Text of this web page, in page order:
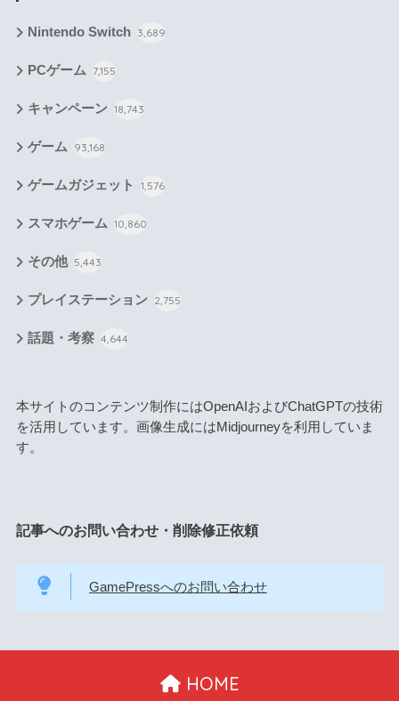
Nintendo Switch 3,689
PCゲーム 7,155
キャンペーン 18,743
ゲーム 93,168
ゲームガジェット 1,576
スマホゲーム 10,860
その他 5,443
プレイステーション 2,755
話題・考察 4,644
本サイトのコンテンツ制作にはOpenAIおよびChatGPTの技術
を活用しています。画像生成にはMidjourneyを利用していま
す。
記事へのお問い合わせ・削除修正依頼
GamePressへのお問い合わせ
HOME